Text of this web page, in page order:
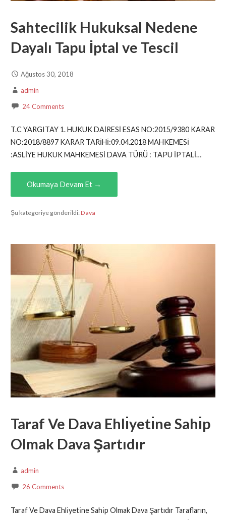
Sahtecilik Hukuksal Nedene
Dayalı Tapu İptal ve Tescil
Ağustos 30, 2018
admin
24 Comments
T.C YARGITAY 1. HUKUK DAİRESİ ESAS NO:2015/9380 KARAR
NO:2018/8897 KARAR TARİHİ:09.04.2018 MAHKEMESİ
:ASLİYE HUKUK MAHKEMESİ DAVA TÜRÜ : TAPU İPTALİ…
Okumaya Devam Et →
Şu kategoriye gönderildi:Dava
Taraf Ve Dava Ehlı̇yetı̇ne Sahı̇p
Olmak Dava Şartıdır
admin
26 Comments
Taraf Ve Dava Ehlı̇yetı̇ne Sahı̇p Olmak Dava Şartıdır Tarafların,